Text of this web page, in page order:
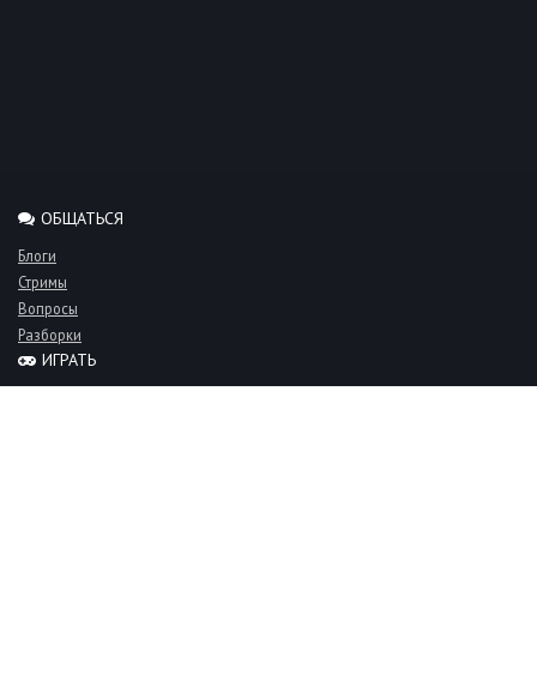
ОБЩАТЬСЯ
Блоги
Стримы
Вопросы
Разборки
ИГРАТЬ